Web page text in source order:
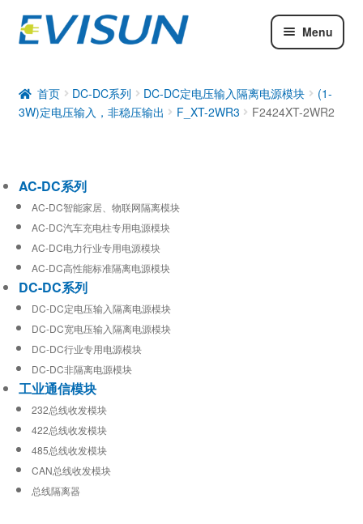
Menu
DC-DC系列
工业通信模块
首页 DC-DC系列 DC-DC定电压输入隔离电源模块
(1-
3W)定电压输入，非稳压输出
F_XT-2WR3 F2424XT-2WR2
AC-DC系列
AC-DC智能家居、物联网隔离模块
AC-DC汽车充电柱专用电源模块
AC-DC电力行业专用电源模块
AC-DC高性能标准隔离电源模块
DC-DC系列
DC-DC定电压输入隔离电源模块
DC-DC宽电压输入隔离电源模块
DC-DC行业专用电源模块
DC-DC非隔离电源模块
工业通信模块
232总线收发模块
422总线收发模块
485总线收发模块
CAN总线收发模块
总线隔离器